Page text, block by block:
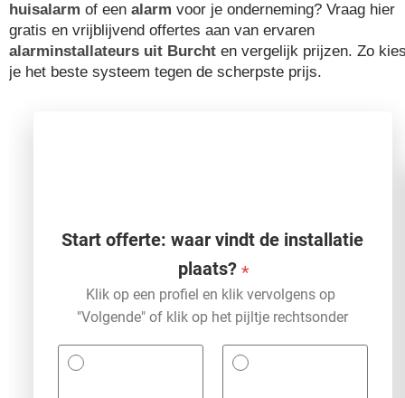
huisalarm of een alarm voor je onderneming? Vraag hier
gratis en vrijblijvend offertes aan van ervaren
alarminstallateurs uit Burcht en vergelijk prijzen. Zo
je het beste systeem tegen de scherpste prijs.